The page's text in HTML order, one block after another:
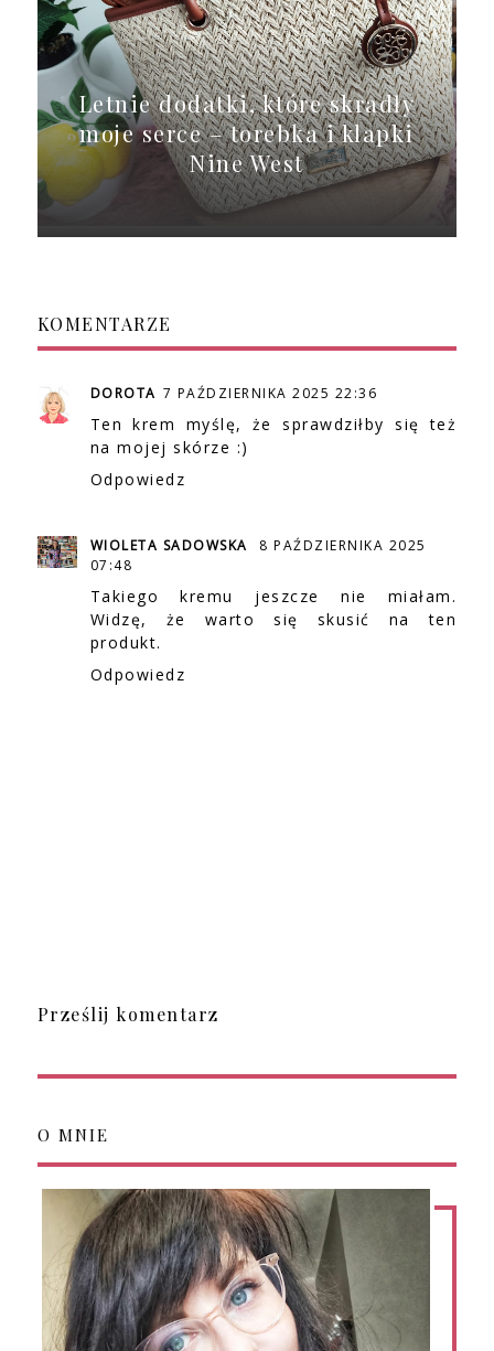
Letnie dodatki, które skradły
moje serce – torebka i klapki
Nine West
KOMENTARZE
DOROTA 7 PAŹDZIERNIKA 2025 22:36
Ten krem myślę, że sprawdziłby się też
na mojej skórze :)
Odpowiedz
WIOLETA SADOWSKA
8 PAŹDZIERNIKA 2025
07:48
Takiego kremu jeszcze nie miałam.
Widzę, że warto się skusić na ten
produkt.
Odpowiedz
Prześlij komentarz
O MNIE